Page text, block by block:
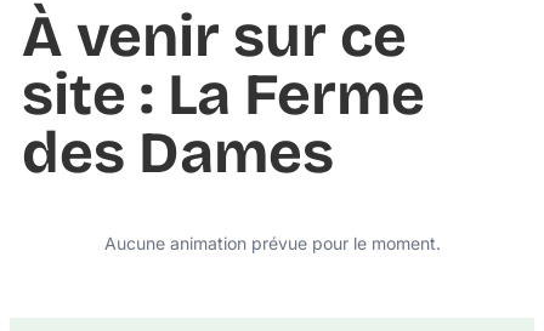
À venir sur ce
site : La Ferme
des Dames
Aucune animation prévue pour le moment.